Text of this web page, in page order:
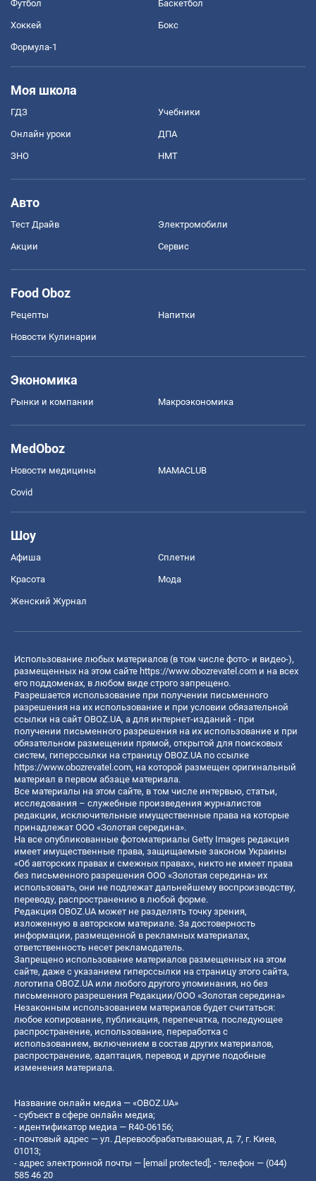
Футбол Баскетбол
Хоккей Бокс
Формула-1
Моя школа
ГДЗ Учебники
Онлайн уроки ДПА
ЗНО НМТ
Авто
Тест Драйв Электромобили
Акции Сервис
Food Oboz
Рецепты Напитки
Новости Кулинарии
Экономика
Рынки и компании Mакроэкономика
MedOboz
Новости медицины MAMACLUB
Covid
Шоу
Афиша Сплетни
Красота Мода
Женский Журнал
Использование любых материалов (в том числе фото- и видео-),
размещенных на этом сайте https://www.obozrevatel.com и на всех
его поддоменах, в любом виде строго запрещено.
Разрешается использование при получении письменного
разрешения на их использование и при условии обязательной
ссылки на сайт OBOZ.UA, а для интернет-изданий - при
получении письменного разрешения на их использование и при
обязательном размещении прямой, открытой для поисковых
систем, гиперссылки на страницу OBOZ.UA по ссылке
https://www.obozrevatel.com, на которой размещен оригинальный
материал в первом абзаце материала.
Все материалы на этом сайте, в том числе интервью, статьи,
исследования – служебные произведения журналистов
редакции, исключительные имущественные права на которые
принадлежат ООО «Золотая середина».
На все опубликованные фотоматериалы Getty Images редакция
имеет имущественные права, защищаемые законом Украины
«Об авторских правах и смежных правах», никто не имеет права
без письменного разрешения ООО «Золотая середина» их
использовать, они не подлежат дальнейшему воспроизводству,
переводу, распространению в любой форме.
Редакция OBOZ.UA может не разделять точку зрения,
изложенную в авторском материале. За достоверность
информации, размещенной в рекламных материалах,
ответственность несет рекламодатель.
Запрещено использование материалов размещенных на этом
сайте, даже с указанием гиперссылки на страницу этого сайта,
логотипа OBOZ.UA или любого другого упоминания, но без
письменного разрешения Редакции/ООО «Золотая середина»
Незаконным использованием материалов будет считаться:
любое копирование, публикация, перепечатка, последующее
распространение, использование, переработка с
использованием, включением в состав других материалов,
распространение, адаптация, перевод и другие подобные
изменения материала.
Название онлайн медиа — «OBOZ.UA»
- субъект в сфере онлайн медиа;
- идентификатор медиа — R40-06156;
- почтовый адрес — ул. Деревообрабатывающая, д. 7, г. Киев,
01013;
- адрес электронной почты — [email protected]; - телефон — (044)
585 46 20